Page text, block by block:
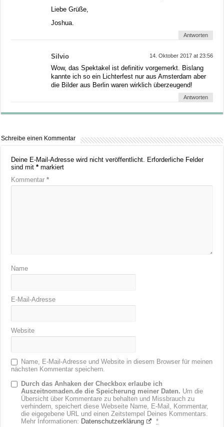
Liebe Grüße,
Joshua.
Antworten
Silvio 14. Oktober 2017 at 23:56
Wow, das Spektakel ist definitiv vorgemerkt. Bislang
kannte ich so ein Lichterfest nur aus Amsterdam aber
die Bilder aus Berlin waren wirklich überzeugend!
Antworten
Schreibe einen Kommentar
Deine E-Mail-Adresse wird nicht veröffentlicht. Erforderliche Felder
sind mit* markiert
Kommentar*
Name
E-Mail-Adresse
Website
Name, E-Mail-Adresse und Website in diesem Browser für meinen
nächsten Kommentar speichern.
Durch das Anhaken der Checkbox erlaube ich
Auszeitnomaden.de die Speicherung meiner Daten. Um die
Übersicht über Kommentare zu behalten und Missbrauch zu
verhindern, speichert diese Webseite Name, E-Mail, Kommentar,
die eigegebene URL und einen Zeitstempel Deines Kommentars.
Mehr Informationen: Datenschutzerklärung
*